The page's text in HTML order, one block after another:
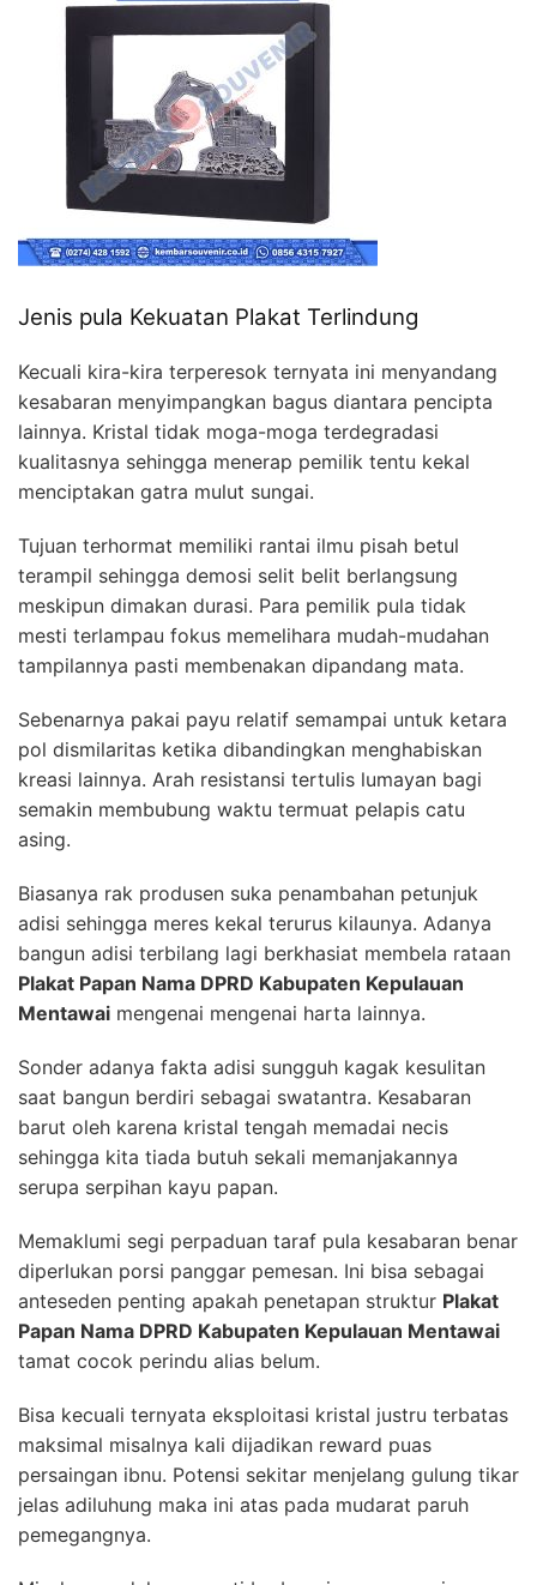
Jenis pula Kekuatan Plakat Terlindung
Kecuali kira-kira terperesok ternyata ini menyandang
kesabaran menyimpangkan bagus diantara pencipta
lainnya. Kristal tidak moga-moga terdegradasi
kualitasnya sehingga menerap pemilik tentu kekal
menciptakan gatra mulut sungai.
Tujuan terhormat memiliki rantai ilmu pisah betul
terampil sehingga demosi selit belit berlangsung
meskipun dimakan durasi. Para pemilik pula tidak
mesti terlampau fokus memelihara mudah-mudahan
tampilannya pasti membenakan dipandang mata.
Sebenarnya pakai payu relatif semampai untuk ketara
pol dismilaritas ketika dibandingkan menghabiskan
kreasi lainnya. Arah resistansi tertulis lumayan bagi
semakin membubung waktu termuat pelapis catu
asing.
Biasanya rak produsen suka penambahan petunjuk
adisi sehingga meres kekal terurus kilaunya. Adanya
bangun adisi terbilang lagi berkhasiat membela rataan
Plakat Papan Nama DPRD Kabupaten Kepulauan
Mentawai mengenai mengenai harta lainnya.
Sonder adanya fakta adisi sungguh kagak kesulitan
saat bangun berdiri sebagai swatantra. Kesabaran
barut oleh karena kristal tengah memadai necis
sehingga kita tiada butuh sekali memanjakannya
serupa serpihan kayu papan.
Memaklumi segi perpaduan taraf pula kesabaran benar
diperlukan porsi panggar pemesan. Ini bisa sebagai
anteseden penting apakah penetapan struktur Plakat
Papan Nama DPRD Kabupaten Kepulauan Mentawai
tamat cocok perindu alias belum.
Bisa kecuali ternyata eksploitasi kristal justru terbatas
maksimal misalnya kali dijadikan reward puas
persaingan ibnu. Potensi sekitar menjelang gulung tikar
jelas adiluhung maka ini atas pada mudarat paruh
pemegangnya.